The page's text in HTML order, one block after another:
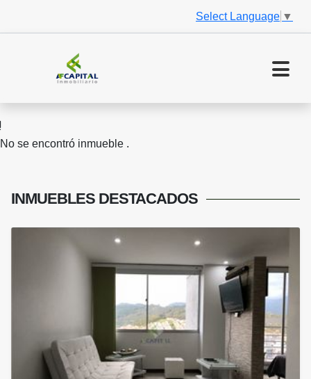
Select Language ▼
No se encontró inmueble .
INMUEBLES DESTACADOS